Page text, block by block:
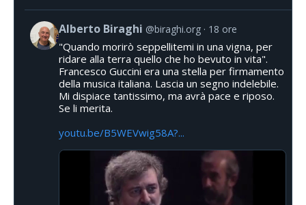
Alberto Biraghi @biraghi.org 18 ore
"Quando morirò seppellitemi in una vigna, per
ridare alla terra quello che ho bevuto in vita".
Francesco Guccini era una stella per firmamento
della musica italiana. Lascia un segno indelebile.
Mi dispiace tantissimo, ma avrà pace e riposo.
Se li merita.
youtu.be/B5WEVwig58A?...